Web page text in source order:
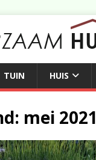
TUIN HUIS
mei 2021